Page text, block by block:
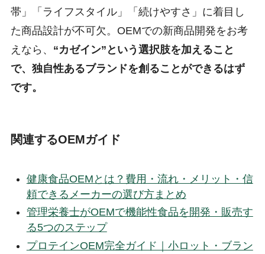
帯」「ライフスタイル」「続けやすさ」に着目し
た商品設計が不可欠。OEMでの新商品開発をお考
えなら、 “カゼイン”という選択肢を加えること
で、独自性あるブランドを創ることができるはず
です。
関連するOEMガイド
健康食品OEMとは？費用・流れ・メリット・信
頼できるメーカーの選び方まとめ
管理栄養士がOEMで機能性食品を開発・販売す
る5つのステップ
プロテインOEM完全ガイド｜小ロット・ブラン